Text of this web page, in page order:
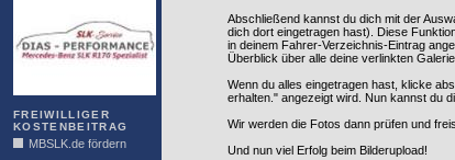
FREIWILLIGER
KOSTENBEITRAG
MBSLK.de fördern
Abschließend kannst du dich mit der
dich dort eingetragen hast). Diese
in deinem Fahrer-Verzeichnis-Eintrag
Überblick über alle deine verlinkten
Wenn du alles eingetragen hast, klicke
erhalten." angezeigt wird. Nun kannst du
Wir werden die Fotos dann prüfen und
Und nun viel Erfolg beim Bilderupload!